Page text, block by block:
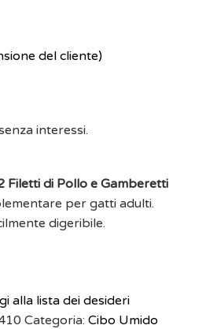
del cliente)
Filetti di Pollo e Gamberetti
per gatti adulti.
digeribile.
alla lista dei desideri
Categoria: Cibo Umido